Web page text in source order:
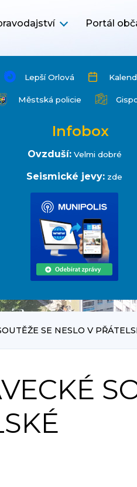
Portál
Lepší Orlová
Městská policie
Infobox
Ovzduší: Velmi dobré
Seismické jevy: zde
SE NESLO V